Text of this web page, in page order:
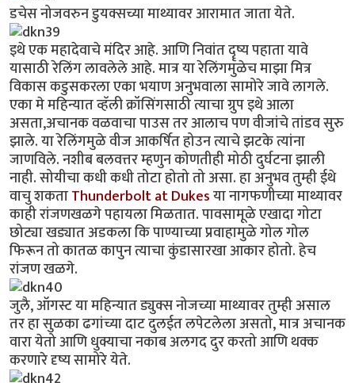
डचेस नोजवरुन डुयक्सच्या माथ्यावर आरामात जाता येते.
इथे एक महादेवाचे मंदिर आहे. आणि निवांत दॄष्य पहाता यावे
यासाठी रेलिंग लावलेले आहे. मात्र या रेलिंगमुळेच माझा मित्र
विकास कडुसकरला एका भयाण अनुभवाला सामोरे जावे लागले.
एका मे महिन्यात व्हॅली क्रॉसिंगसाठी त्याचा ग्रुप इथे आला
असता,अचानक वळवाचा पाउस तर आलाच पण वीजांचे तांडव सुरु
झाले. या रेलिंगमुळे वीज आकर्षित होउन त्याचे झटके त्यांना
जाणविले. नशीब बलवत्तर म्हणुन कोणतीही मोठी दुर्घटना झाली
नाही. सोयीचा कधी कधी तोटा होतो तो असा. हा अनुभव तुम्ही ईथे
वाचु शकताThunderbolt at Dukesया नागफणीच्या माथ्यावर
काही रांजणखळगे पहायला मिळतात. पावसामूळे एखादा गोटा
छोट्या खड्यात अडकला कि पाण्याच्या प्रवाहामुळे गोल गोल
फिरून तो कातळ कापुन त्याचा कुंडासारखा आकार होतो. हेच
रांजण खळगे.
जुलै, ऑगस्ट या महिन्यात ड्युक्स नोजच्या माथ्यावर तुम्ही असाल
तर हा सुळका ढगांच्या दाट दुलईत लपेटलेला असतो, मात्र अचानक
वारा येतो आणि धुक्याचा नकाब अलगद दुर करतो आणि थक्क
करणारे दृष्य सामोरे येते.